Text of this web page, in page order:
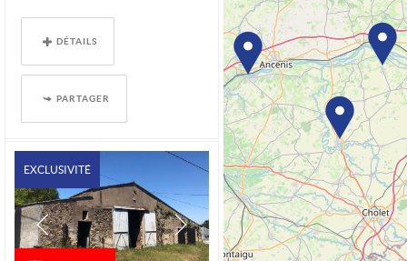
DÉTAILS
PARTAGER
EXCLUSIVITÉ